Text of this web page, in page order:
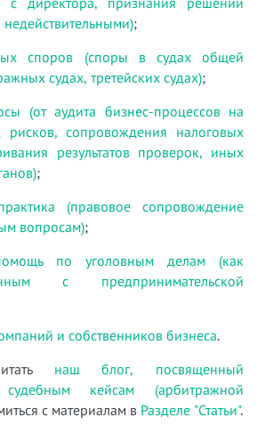
;
споров (споры в судах общей
судах, третейских судах);
(от аудита бизнес-процессов на
рисков, сопровождения налоговых
результатов проверок, иных
;
(правовое сопровождение
вопросам);
по уголовным делам (как
с предпринимательской
и собственников бизнеса.
наш блог, посвященный
кейсам (арбитражной
с материалам в Разделе "Статьи".